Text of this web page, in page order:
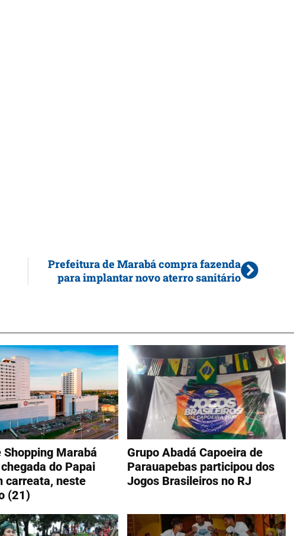
Prefeitura de Marabá compra fazenda
para implantar novo aterro sanitário
Shopping Marabá
do Papai
carreata, neste
(21)
Grupo Abadá Capoeira de
Parauapebas participou dos
Jogos Brasileiros no RJ